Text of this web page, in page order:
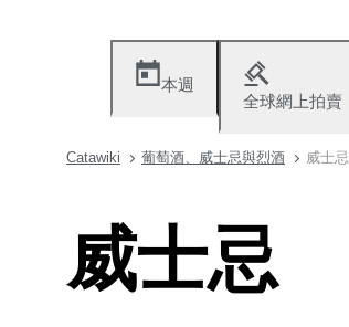
本週
全球網上拍賣
Catawiki 葡萄酒、威士忌與烈酒 威士忌
威士忌